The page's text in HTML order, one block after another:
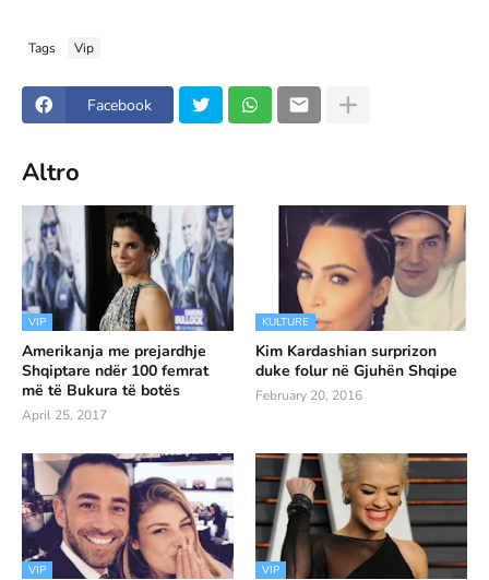
Tags Vip
Facebook
Altro
VIP
Amerikanja me prejardhje
Shqiptare ndër 100 femrat
më të Bukura të botës
April 25, 2017
KULTURE
Kim Kardashian surprizon
duke folur në Gjuhën Shqipe
February 20, 2016
VIP VIP